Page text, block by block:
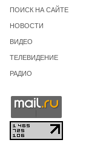
ПОИСК НА САЙТЕ
НОВОСТИ
ВИДЕО
ТЕЛЕВИДЕНИЕ
РАДИО